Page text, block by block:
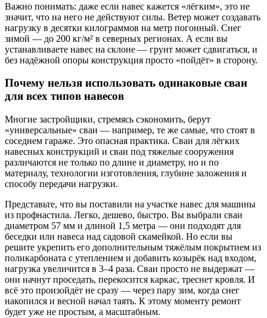
Важно понимать: даже если навес кажется «лёгким», это не
значит, что на него не действуют силы. Ветер может создавать
нагрузку в десятки килограммов на метр погонный. Снег
зимой — до 200 кг/м² в северных регионах. А если вы
устанавливаете навес на склоне — грунт может сдвигаться, и
без надёжной опоры конструкция просто «пойдёт» в сторону.
Почему нельзя использовать одинаковые сваи
для всех типов навесов
Многие застройщики, стремясь сэкономить, берут
«универсальные» сваи — например, те же самые, что стоят в
соседнем гараже. Это опасная практика. Сваи для лёгких
навесных конструкций и сваи под тяжелые сооружения
различаются не только по длине и диаметру, но и по
материалу, технологии изготовления, глубине заложения и
способу передачи нагрузки.
Представьте, что вы поставили на участке навес для машины
из профнастила. Легко, дешево, быстро. Вы выбрали сваи
диаметром 57 мм и длиной 1,5 метра — они подходят для
беседки или навеса над садовой скамейкой. Но если вы
решите укрепить его дополнительным тяжёлым покрытием из
поликарбоната с утеплением и добавить козырёк над входом,
нагрузка увеличится в 3–4 раза. Сваи просто не выдержат —
они начнут проседать, перекосится каркас, треснет кровля. И
всё это произойдёт не сразу — через пару зим, когда снег
накопился и весной начал таять. К этому моменту ремонт
будет уже не простым, а масштабным.